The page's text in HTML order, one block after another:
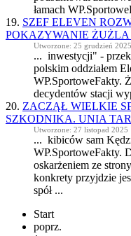
łamach WP.
19. SZEF ELEVEN
POKAZYWANIE
Utworzone: 25 grudzień 2025
... inwestycji" -
polskim oddziałem
WP.SportoweFakty.
decydentów stacji
20. ZACZĄŁ WIELKIE
SZKODNIKA. UNIA
Utworzone: 27 listopad 2025
... kibiców sam
WP.SportoweFakty.
oskarżeniem ze
konkrety przyjdzie
spół ...
Start
poprz.